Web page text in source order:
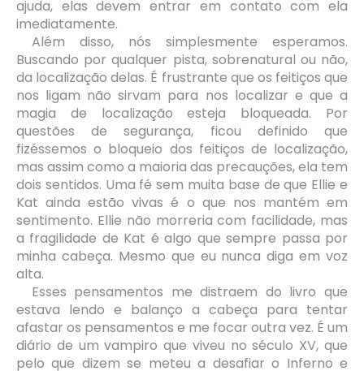
ajuda, elas devem entrar em contato com ela
imediatamente.
Além disso, nós simplesmente esperamos.
Buscando por qualquer pista, sobrenatural ou não,
da localização delas. É frustrante que os feitiços que
nos ligam não sirvam para nos localizar e que a
magia de localização esteja bloqueada. Por
questões de segurança, ficou definido que
fizéssemos o bloqueio dos feitiços de localização,
mas assim como a maioria das precauções, ela tem
dois sentidos. Uma fé sem muita base de que Ellie e
Kat ainda estão vivas é o que nos mantém em
sentimento. Ellie não morreria com facilidade, mas
a fragilidade de Kat é algo que sempre passa por
minha cabeça. Mesmo que eu nunca diga em voz
alta.
Esses pensamentos me distraem do livro que
estava lendo e balanço a cabeça para tentar
afastar os pensamentos e me focar outra vez. É um
diário de um vampiro que viveu no século XV, que
pelo que dizem se meteu a desafiar o Inferno e